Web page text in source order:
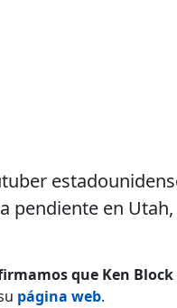
pendiente en
que Ken
página web.